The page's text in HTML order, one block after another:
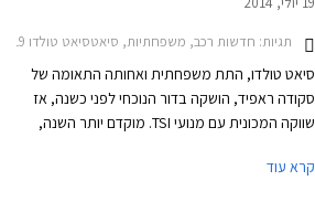
תגיות: חדשות רכב, משפחתיות, סיאטסיאט טולדו 2013-2019
סיאט טולדו, התת משפחתית ואחותה התאומה של
סקודה ראפיד, הושקה בדור הנוכחי לפני כשנה, אז
שווקה המכונית עם מנועי TSI. מוקדם יותר השנה,
גרסאות הדיזל של המכונית אך עד היום נעדרה
קרא עוד